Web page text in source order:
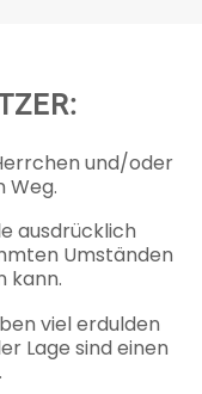
und/oder
Weg.
ausdrücklich
Umständen
kann.
viel erdulden
Lage sind einen